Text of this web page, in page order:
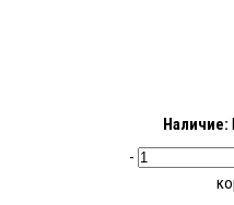
Наличие:
-